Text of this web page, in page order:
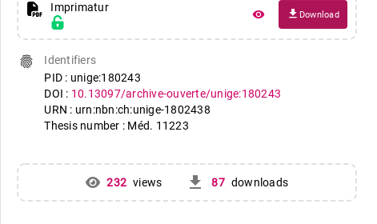
Imprimatur
remove_red_eye file_download Download
fingerprint
Identifiers
PID : unige:180243
DOI : 10.13097/archive-ouverte/unige:180243
URN : urn:nbn:ch:unige-1802438
Thesis number : Méd. 11223
232 views get_app 87 downloads